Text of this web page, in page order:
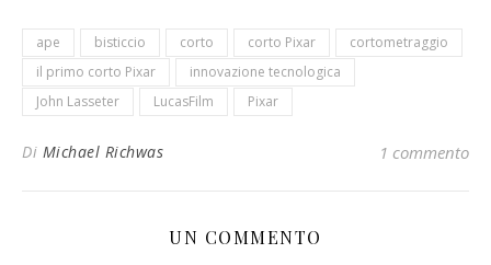
ape bisticcio corto corto Pixar
cortometraggio
il primo corto Pixar
innovazione tecnologica
John Lasseter
LucasFilm Pixar
Di Michael Richwas 1 commento
UN COMMENTO